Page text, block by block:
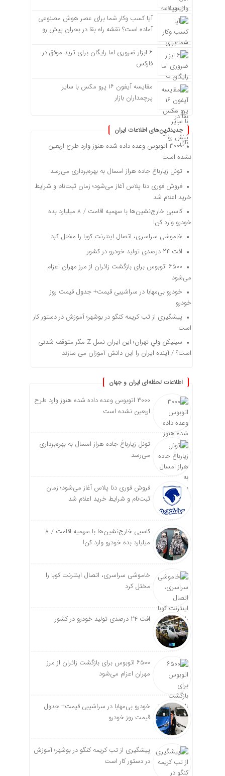
آیا کسب وکار شما برای عصر هوش مصنوعی
آماده است؟ نقشه راه بقا در بحران پیش رو
۶ ابزار ضروری اما رایگان برای ترید موفق در
فارکس
مقایسه آیفون ۱۶ پرو مکس با سایر
پرچمداران بازار
جدیدترین‌های اطلاعات ایران
۳۰۰۰ اتوبوس وعده داده شده هنوز وارد طرح اربعین
نشده است
تونل زیارباغ جاده هراز امسال به بهره‌برداری می‌رسد
فروش فوری دنا پلاس آغاز می‌شود؛ زمان ثبت‌نام و شرایط
خرید اعلام شد
کاسبی خارج‌نشین‌ها با سهمیه اقامت / ۸ میلیارد بده
خودرو وارد کن!
خاموشی سراسری، اتصال اینترنت کوبا را مختل کرد
افت ۲۴ درصدی تولید خودرو در کشور
۶۵۰۰ اتوبوس برای بازگشت زائران از مرز مهران اعزام
می‌شود
خودرو بی‌مهابا در سراشیبی قیمت+ جدول قیمت روز
خودرو
پیشگیری از تب کریمه کنگو در بوشهر؛ آموزش در دستور کار
است
سیلیکن ولیِ تهران؛ این ایران نسل Z مگر متوقف شدنی
است؟ / آینده ایران را این دانش آموزان می سازند
اطلاعات لحظه‌ای ایران و جهان
۳۰۰۰ اتوبوس وعده داده شده هنوز وارد طرح
اربعین نشده است
تونل زیارباغ جاده هراز امسال به بهره‌برداری
می‌رسد
فروش فوری دنا پلاس آغاز می‌شود؛ زمان
ثبت‌نام و شرایط خرید اعلام شد
کاسبی خارج‌نشین‌ها با سهمیه اقامت / ۸
میلیارد بده خودرو وارد کن!
خاموشی سراسری، اتصال اینترنت کوبا را
مختل کرد
افت ۲۴ درصدی تولید خودرو در کشور
۶۵۰۰ اتوبوس برای بازگشت زائران از مرز
مهران اعزام می‌شود
خودرو بی‌مهابا در سراشیبی قیمت+ جدول
قیمت روز خودرو
پیشگیری از تب کریمه کنگو در بوشهر؛ آموزش
در دستور کار است